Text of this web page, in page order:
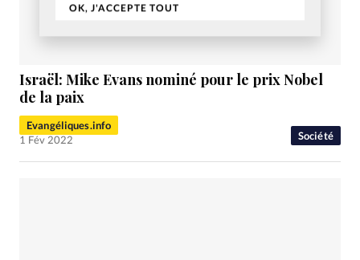
OK, J'ACCEPTE TOUT
Société
Israël: Mike Evans nominé pour le prix Nobel
de la paix
Evangéliques.info
1 Fév 2022